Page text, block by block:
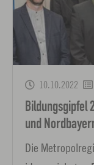
10.10.2022
Bildungsgipfel
und
Die